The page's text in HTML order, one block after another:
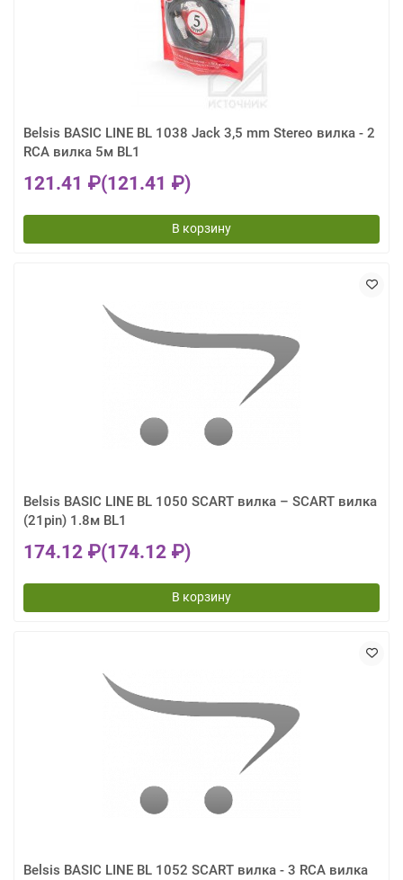
Belsis BASIC LINE BL 1038 Jack 3,5 mm Stereo вилка - 2
RCA вилка 5м BL1
121.41 ₽(121.41 ₽)
В корзину
Belsis BASIC LINE BL 1050 SCART вилка – SCART вилка
(21pin) 1.8м BL1
174.12 ₽(174.12 ₽)
В корзину
Belsis BASIC LINE BL 1052 SCART вилка - 3 RCA вилка